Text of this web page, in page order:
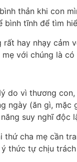
thản khi con
bình tĩnh để tìm
rất hay nhạy cảm
với chúng là
do vì thương
ngày (ăn gì,
suy nghĩ độc
thứ cha mẹ cần
thức tự chịu